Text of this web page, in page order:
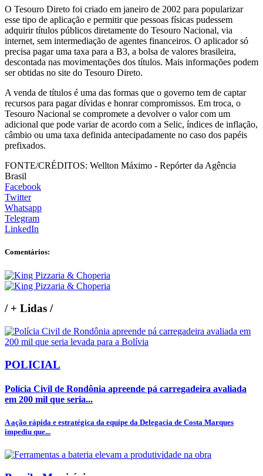
O Tesouro Direto foi criado em janeiro de 2002 para popularizar
esse tipo de aplicação e permitir que pessoas físicas pudessem
adquirir títulos públicos diretamente do Tesouro Nacional, via
internet, sem intermediação de agentes financeiros. O aplicador só
precisa pagar uma taxa para a B3, a bolsa de valores brasileira,
descontada nas movimentações dos títulos. Mais informações podem
ser obtidas no site do Tesouro Direto.
A venda de títulos é uma das formas que o governo tem de captar
recursos para pagar dívidas e honrar compromissos. Em troca, o
Tesouro Nacional se compromete a devolver o valor com um
adicional que pode variar de acordo com a Selic, índices de inflação,
câmbio ou uma taxa definida antecipadamente no caso dos papéis
prefixados.
FONTE/CRÉDITOS: Wellton Máximo - Repórter da Agência
Brasil
Facebook
Twitter
Whatsapp
Telegram
LinkedIn
Comentários:
/+ Lidas /
POLICIAL
Polícia Civil de Rondônia apreende pá carregadeira avaliada
em 200 mil que seria...
A ação rápida e estratégica da equipe da Delegacia de Costa Marques
impediu que...